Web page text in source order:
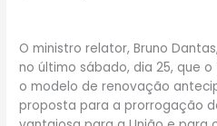
O ministro relator, Bruno
no último sábado, dia 25, que
o modelo de renovação
proposta para a prorrogação